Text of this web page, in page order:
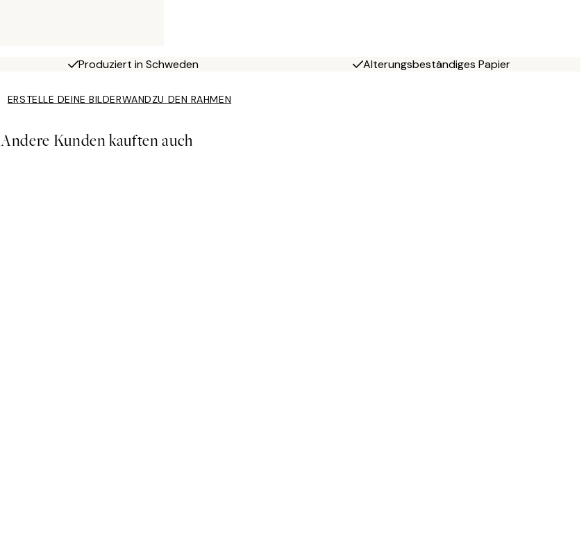
Produziert in Schweden Alterungsbeständiges Papier
ERSTELLE DEINE BILDERWANDZU DEN RAHMEN
Andere Kunden kauften auch